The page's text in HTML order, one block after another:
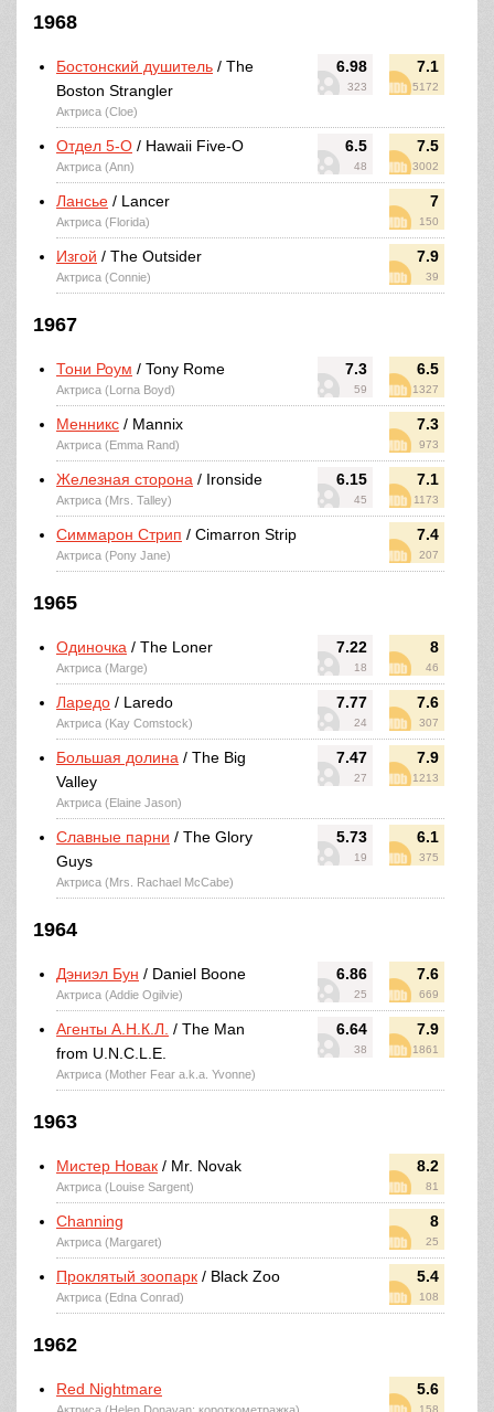
1968
6.98
323
7.1
5172
Бостонский душитель / The
Boston Strangler
Актриса (Cloe)
6.5
48
7.5
3002
Отдел 5-O / Hawaii Five-O
Актриса (Ann)
7
150
Лансье / Lancer
Актриса (Florida)
7.9
39
Изгой / The Outsider
Актриса (Connie)
1967
7.3
59
6.5
1327
Тони Роум / Tony Rome
Актриса (Lorna Boyd)
7.3
973
Менникс / Mannix
Актриса (Emma Rand)
6.15
45
7.1
1173
Железная сторона / Ironside
Актриса (Mrs. Talley)
7.4
207
Симмарон Стрип / Cimarron Strip
Актриса (Pony Jane)
1965
7.22
18
8
46
Одиночка / The Loner
Актриса (Marge)
7.77
24
7.6
307
Ларедо / Laredo
Актриса (Kay Comstock)
7.47
27
7.9
1213
Большая долина / The Big
Valley
Актриса (Elaine Jason)
5.73
19
6.1
375
Славные парни / The Glory
Guys
Актриса (Mrs. Rachael McCabe)
1964
6.86
25
7.6
669
Дэниэл Бун / Daniel Boone
Актриса (Addie Ogilvie)
6.64
38
7.9
1861
Агенты А.Н.К.Л. / The Man
from U.N.C.L.E.
Актриса (Mother Fear a.k.a. Yvonne)
1963
8.2
81
Мистер Новак / Mr. Novak
Актриса (Louise Sargent)
8
25
Channing
Актриса (Margaret)
5.4
108
Проклятый зоопарк / Black Zoo
Актриса (Edna Conrad)
1962
5.6
158
Red Nightmare